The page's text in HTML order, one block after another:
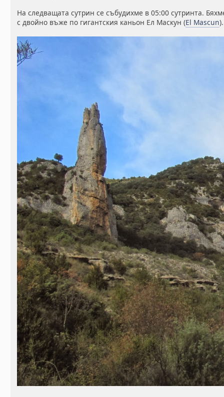
На следващата сутрин се събудихме в 05:00 сутринта.
с двойно въже по гигантския каньон Ел Маскун (El Mascun).